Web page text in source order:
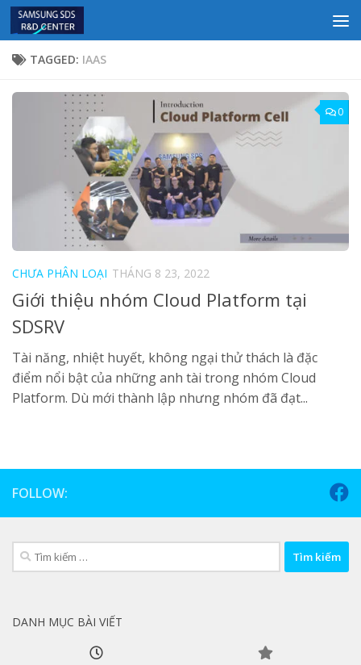
Skip to content
TAGGED: IAAS
0
CHƯA PHÂN LOẠI THÁNG 8 23, 2022
Giới thiệu nhóm Cloud Platform tại
SDSRV
Tài năng, nhiệt huyết, không ngại thử thách là đặc
điểm nổi bật của những anh tài trong nhóm Cloud
Platform. Dù mới thành lập nhưng nhóm đã đạt...
FOLLOW:
Tìm
kiếm
DANH MỤC BÀI VIẾT